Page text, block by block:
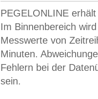
PEGELONLINE
Im Binnenbereich
Messwerte von
Minuten.
Fehlern bei der
sein.